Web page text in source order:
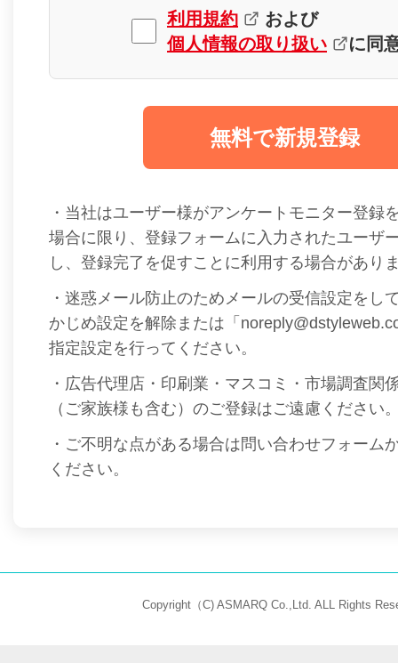
利用規約
および
個人情報の取り扱い
に同
無料で新規登録
・当社はユーザー様がアンケートモニター登録
場合に限り、登録フォームに入力されたユーザ
し、登録完了を促すことに利用する場合があり
・迷惑メール防止のためメールの受信設定をし
かじめ設定を解除または「
指定設定を行ってください。
・広告代理店・印刷業・マスコミ・市場調査関
（ご家族様も含む）のご登録はご遠慮ください
・ご不明な点がある場合は問い合わせフォーム
ください。
Copyright（C) ASMARQ Co.,Ltd. ALL Rights